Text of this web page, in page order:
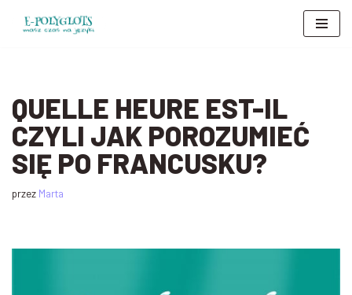
QUELLE HEURE EST-IL
CZYLI JAK POROZUMIEĆ
SIĘ PO FRANCUSKU?
przez Marta